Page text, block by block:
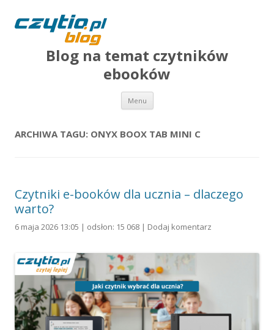
Blog na temat czytników
ebooków
Menu Przejdź do treści
ARCHIWA TAGU: ONYX BOOX TAB MINI C
Czytniki e-booków dla ucznia – dlaczego
warto?
6 maja 2026 13:05 | odsłon: 15 068 | Dodaj komentarz